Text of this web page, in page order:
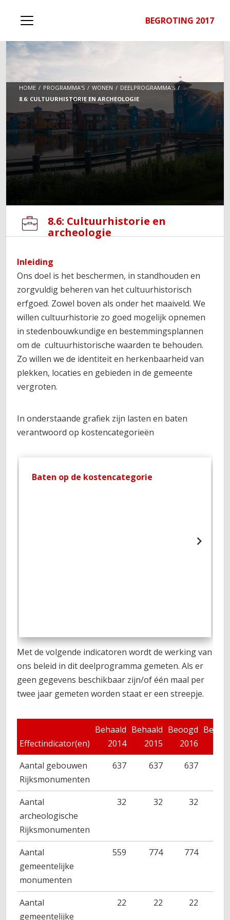
BEGROTING 2017
HOME PROGRAMMA'S WONEN
DEELPROGRAMMA'S
8.6: CULTUURHISTORIE EN ARCHEOLOGIE
8.6: Cultuurhistorie en
archeologie
Inleiding
Ons doel is het beschermen, in standhouden en
zorgvuldig beheren van het cultuurhistorisch
erfgoed. Zowel boven als onder het maaiveld. We
willen cultuurhistorie zo goed mogelijk opnemen
in stedenbouwkundige en bestemmingsplannen
om de cultuurhistorische waarden te behouden.
Zo willen we de identiteit en herkenbaarheid van
plekken, locaties en gebieden in de gemeente
vergroten.
In onderstaande grafiek zijn lasten en baten
verantwoord op kostencategorieën
Baten op de kostencategorie
Met de volgende indicatoren wordt de werking van
ons beleid in dit deelprogramma gemeten. Als er
geen gegevens beschikbaar zijn/of één maal per
twee jaar gemeten worden staat er een streepje.
Effectindicator(en)
Behaald
2014
Behaald
2015
Beoogd
2016
Aantal gebouwen
Rijksmonumenten
637 637 637
Aantal
archeologische
Rijksmonumenten
32 32 32
Aantal
gemeentelijke
monumenten
559 774 774
Aantal
gemeentelijke
22 22 22